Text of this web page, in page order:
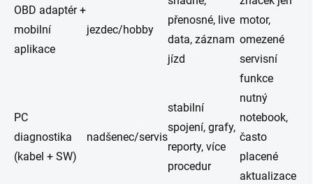
OBD adaptér +
mobilní
aplikace
jezdec/hobby
přenosné, live
data, záznam
jízd
motor,
omezené
servisní
funkce
PC
diagnostika
(kabel + SW)
nadšenec/servis
stabilní
spojení, grafy,
reporty, více
procedur
nutný
notebook,
často
placené
aktualizace